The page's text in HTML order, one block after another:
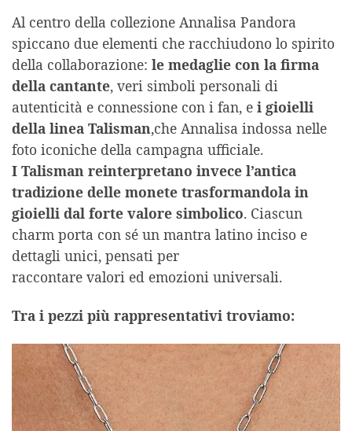
Al centro della collezione Annalisa Pandora
spiccano due elementi che racchiudono lo spirito
della collaborazione: le medaglie con la firma
della cantante, veri simboli personali di
autenticità e connessione con i fan, e i gioielli
della linea Talisman,che Annalisa indossa nelle
foto iconiche della campagna ufficiale.
I Talisman reinterpretano invece l’antica
tradizione delle monete trasformandola in
gioielli dal forte valore simbolico. Ciascun
charm porta con sé un mantra latino inciso e
dettagli unici, pensati per
raccontare valori ed emozioni universali.
Tra i pezzi più rappresentativi troviamo: